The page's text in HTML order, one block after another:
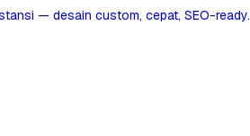
— desain custom, cepat, SEO-ready.